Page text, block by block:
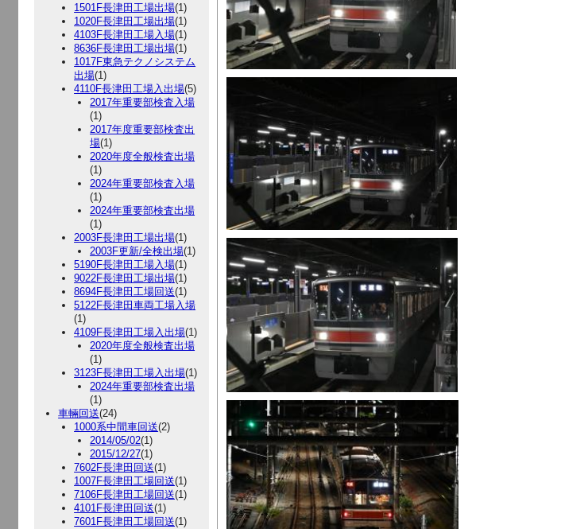
1501F長津田工場出場(1)
1020F長津田工場出場(1)
4103F長津田工場入場(1)
8636F長津田工場出場(1)
1017F東急テクノシステム
出場(1)
4110F長津田工場入出場(5)
2017年重要部検査入場
(1)
2017年度重要部検査出
場(1)
2020年度全般検査出場
(1)
2024年重要部検査入場
(1)
2024年重要部検査出場
(1)
2003F長津田工場出場(1)
2003F更新/全検出場(1)
5190F長津田工場入場(1)
9022F長津田工場出場(1)
8694F長津田工場回送(1)
5122F長津田車両工場入場
(1)
4109F長津田工場入出場(1)
2020年度全般検査出場
(1)
3123F長津田工場入出場(1)
2024年重要部検査出場
(1)
車輛回送(24)
1000系中間車回送(2)
2014/05/02(1)
2015/12/27(1)
7602F長津田回送(1)
1007F長津田工場回送(1)
7106F長津田工場回送(1)
4101F長津田回送(1)
7601F長津田工場回送(1)